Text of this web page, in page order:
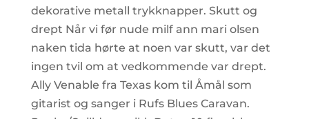
dekorative metall trykknapper. Skutt og
drept Når vi før nude milf ann mari olsen
naken tida hørte at noen var skutt, var det
ingen tvil om at vedkommende var drept.
Ally Venable fra Texas kom til Åmål som
gitarist og sanger i Rufs Blues Caravan.